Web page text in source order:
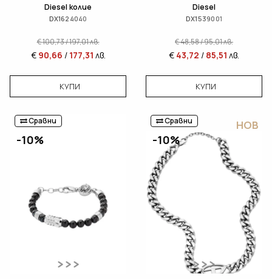
Diesel колие
DX1624040
€100,73/197,01лв.
€ 90,66 / 177,31 лв.
КУПИ
Diesel
DX1539001
€48,58/95,01лв.
€ 43,72 / 85,51 лв.
КУПИ
Сравни
-10%
Сравни
-10%
НОВ